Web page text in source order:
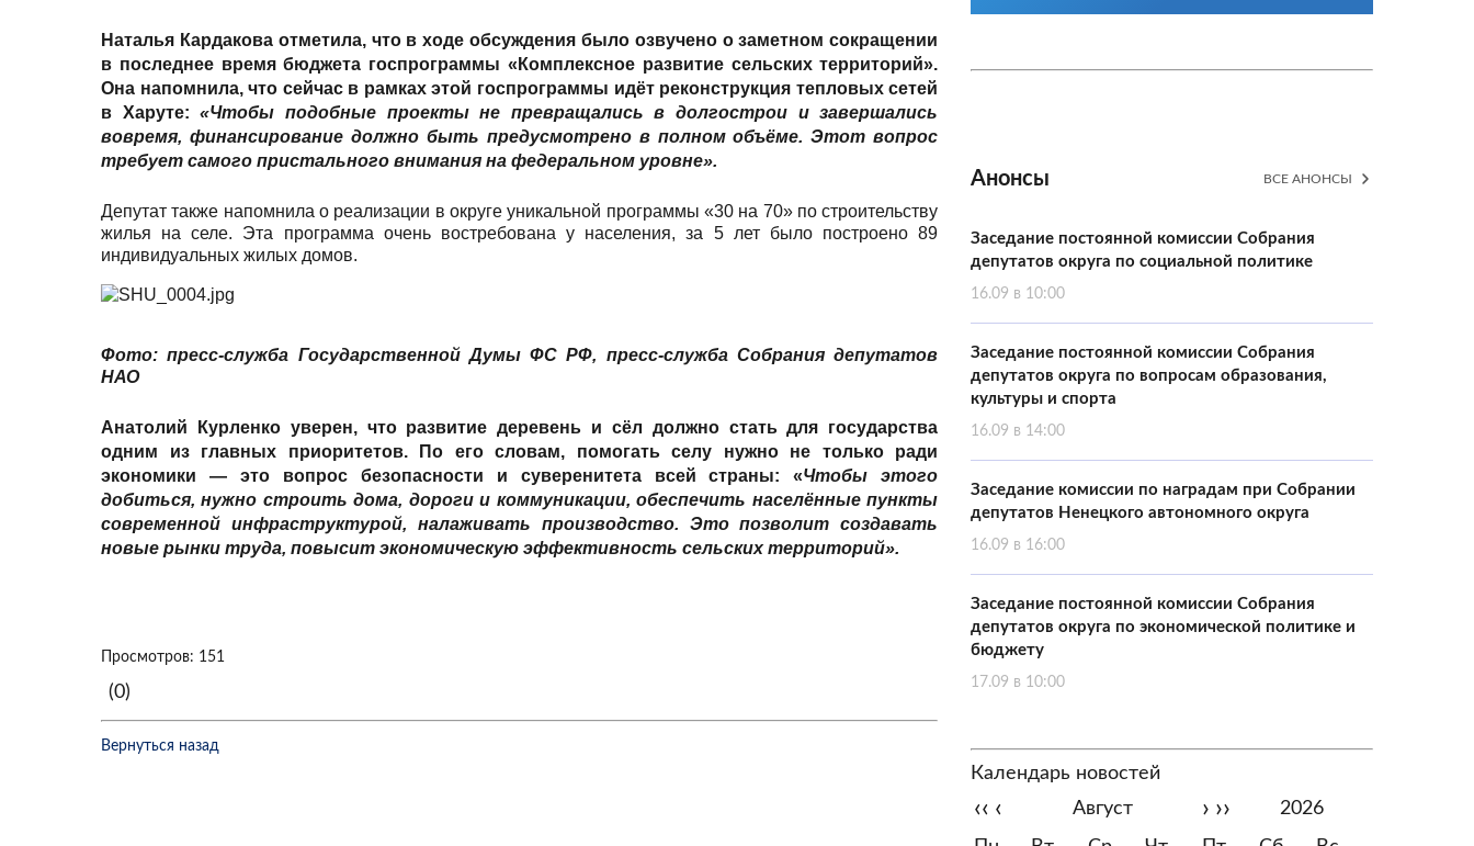
Наталья Кардаковаотметила, что в ходе обсуждения было озвучено о заметном сокращении
в последнее время бюджета госпрограммы «Комплексное развитие сельских территорий».
Она напомнила, что сейчас в рамках этой госпрограммы идёт реконструкция тепловых сетей
в Харуте:«Чтобы подобные проекты не превращались в долгострои и завершались
вовремя, финансирование должно быть предусмотрено в полном объёме. Этот вопрос
требует самого пристального внимания на федеральном уровне».
Депутат также напомнила о реализации в округе уникальной программы «30 на 70» по строительству
жилья на селе. Эта программа очень востребована у населения, за 5 лет было построено 89
индивидуальных жилых домов.
Фото: пресс-служба Государственной Думы ФС РФ, пресс-служба Собрания депутатов
НАО
Анатолий Курленко уверен, что развитие деревень и сёл должно стать для государства
одним из главных приоритетов. По его словам, помогать селу нужно не только ради
экономики — это вопрос безопасности и суверенитета всей страны: «Чтобы этого
добиться, нужно строить дома, дороги и коммуникации, обеспечить населённые пункты
современной инфраструктурой, налаживать производство. Это позволит создавать
новые рынки труда, повысит экономическую эффективность сельских территорий».
Просмотров: 151
(0)
Вернуться назад
Анонсы ВСЕ АНОНСЫ
Заседание постоянной комиссии Собрания
депутатов округа по социальной политике
16.09 в 10:00
Заседание постоянной комиссии Собрания
депутатов округа по вопросам образования,
культуры и спорта
16.09 в 14:00
Заседание комиссии по наградам при Собрании
депутатов Ненецкого автономного округа
16.09 в 16:00
Заседание постоянной комиссии Собрания
депутатов округа по экономической политике и
бюджету
17.09 в 10:00
Календарь новостей
‹‹ ‹ Август › ››
2026